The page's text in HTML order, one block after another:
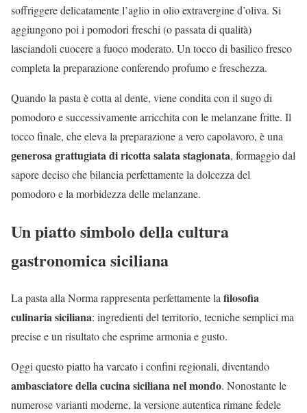
soffriggere delicatamente l’aglio in olio extravergine d’oliva. Si
aggiungono poi i pomodori freschi (o passata di qualità)
lasciandoli cuocere a fuoco moderato. Un tocco di basilico fresco
completa la preparazione conferendo profumo e freschezza.
Quando la pasta è cotta al dente, viene condita con il sugo di
pomodoro e successivamente arricchita con le melanzane fritte. Il
tocco finale, che eleva la preparazione a vero capolavoro, è una
generosa grattugiata di ricotta salata stagionata, formaggio dal
sapore deciso che bilancia perfettamente la dolcezza del
pomodoro e la morbidezza delle melanzane.
Un piatto simbolo della cultura
gastronomica siciliana
La pasta alla Norma rappresenta perfettamente la filosofia
culinaria siciliana: ingredienti del territorio, tecniche semplici ma
precise e un risultato che esprime armonia e gusto.
Oggi questo piatto ha varcato i confini regionali, diventando
ambasciatore della cucina siciliana nel mondo. Nonostante le
numerose varianti moderne, la versione autentica rimane fedele